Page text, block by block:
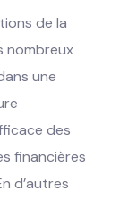
de la
nombreux
une
des
financières
d’autres